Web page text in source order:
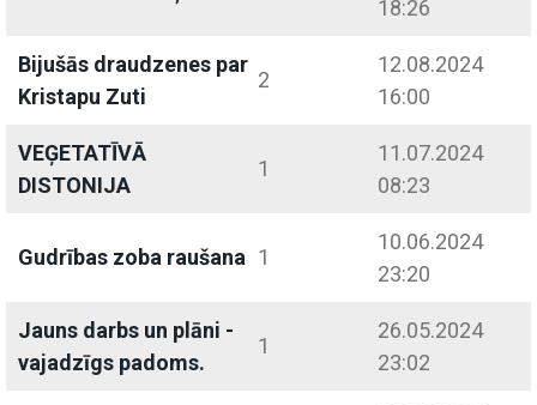
18:26
Bijušās draudzenes par
Kristapu Zuti
2
12.08.2024
16:00
VEĢETATĪVĀ
DISTONIJA
1
11.07.2024
08:23
Gudrības zoba raušana 1
10.06.2024
23:20
Jauns darbs un plāni -
vajadzīgs padoms.
1
26.05.2024
23:02